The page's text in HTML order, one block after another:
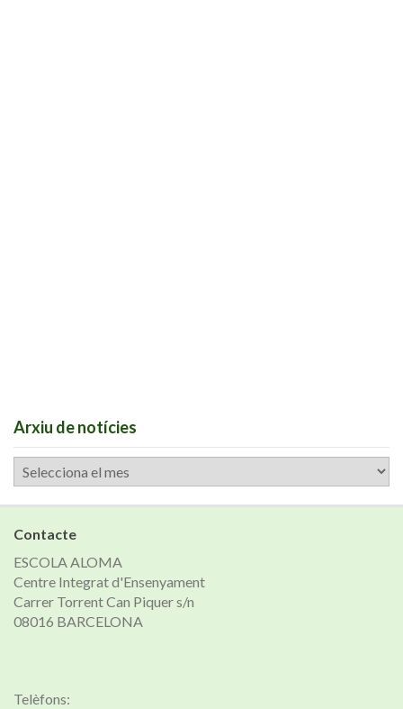
Arxiu de notícies
Arxiu
de
notícies
Contacte
ESCOLA ALOMA
Centre Integrat d'Ensenyament
Carrer Torrent Can Piquer s/n
08016 BARCELONA
Telèfons: